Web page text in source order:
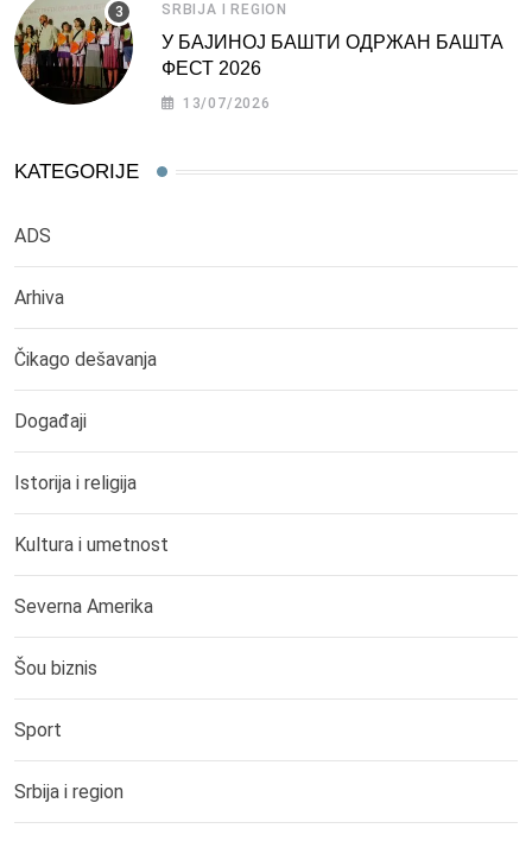
SRBIJA I REGION
У БАЈИНОЈ БАШТИ ОДРЖАН БАШТА
ФЕСТ 2026
13/07/2026
KATEGORIJE
ADS
Arhiva
Čikago dešavanja
Događaji
Istorija i religija
Kultura i umetnost
Severna Amerika
Šou biznis
Sport
Srbija i region